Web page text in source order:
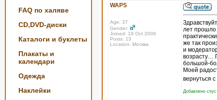
FAQ по халяве
CD,DVD-диски
Каталоги и буклеты
Плакаты и
календари
Одежда
Наклейки
WAPS
Age: 37
Gender:
Joined: 19 Oct 2008
Posts: 13
Location: Москва
лет
же так
и
возрасту…
большой-
Моей
вернуться
Добавлено